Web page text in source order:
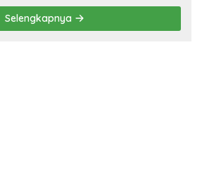
Selengkapnya